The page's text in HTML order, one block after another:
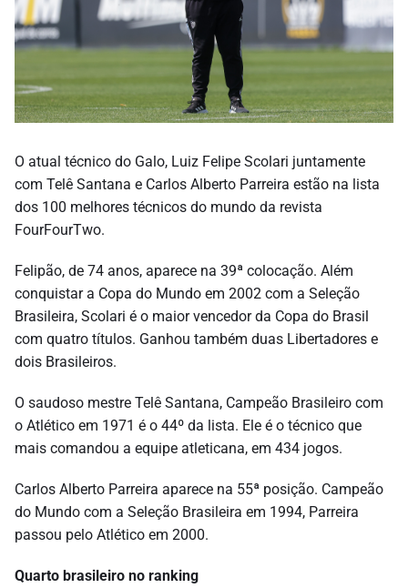
O atual técnico do Galo, Luiz Felipe Scolari juntamente
com Telê Santana e Carlos Alberto Parreira estão na lista
dos 100 melhores técnicos do mundo da revista
FourFourTwo.
Felipão, de 74 anos, aparece na 39ª colocação. Além
conquistar a Copa do Mundo em 2002 com a Seleção
Brasileira, Scolari é o maior vencedor da Copa do Brasil
com quatro títulos. Ganhou também duas Libertadores e
dois Brasileiros.
O saudoso mestre Telê Santana, Campeão Brasileiro com
o Atlético em 1971 é o 44º da lista. Ele é o técnico que
mais comandou a equipe atleticana, em 434 jogos.
Carlos Alberto Parreira aparece na 55ª posição. Campeão
do Mundo com a Seleção Brasileira em 1994, Parreira
passou pelo Atlético em 2000.
Quarto brasileiro no ranking